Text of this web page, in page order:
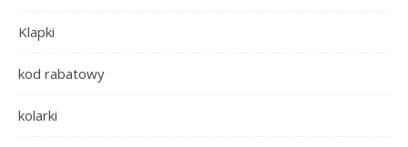
Klapki
kod rabatowy
kolarki